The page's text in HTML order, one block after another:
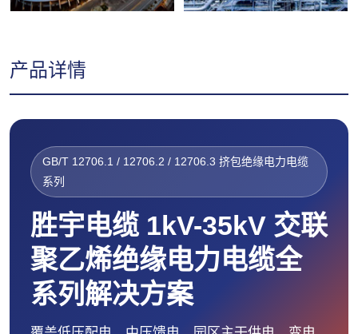
产品详情
GB/T 12706.1 / 12706.2 / 12706.3 挤包绝缘电力电缆
系列
胜宇电缆 1kV-35kV 交联
聚乙烯绝缘电力电缆全
系列解决方案